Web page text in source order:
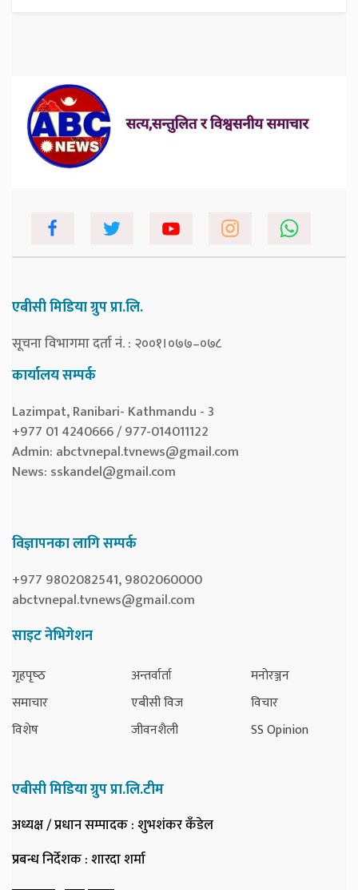
एबीसी मिडिया ग्रुप प्रा.लि.
सूचना विभागमा दर्ता नं. : २००१।०७७–०७८
कार्यालय सम्पर्क
Lazimpat, Ranibari- Kathmandu - 3
+977 01 4240666 / 977-014011122
Admin: abctvnepal.tvnews@gmail.com
News: sskandel@gmail.com
विज्ञापनका लागि सम्पर्क
+977 9802082541, 9802060000
abctvnepal.tvnews@gmail.com
साइट नेभिगेशन
गृहपृष्‍ठ
समाचार
विशेष
अन्तर्वार्ता
एबीसी विज
जीवनशैली
मनोरञ्जन
विचार
SS Opinion
एबीसी मिडिया ग्रुप प्रा.लि.टीम
अध्यक्ष / प्रधान सम्पादक: शुभशंकर कँडेल
प्रबन्ध निर्देशक: शारदा शर्मा